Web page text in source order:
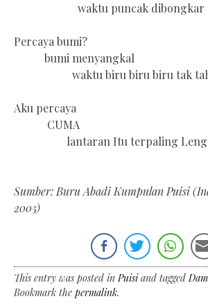
waktu puncak dibongkar
Percaya bumi?
bumi menyangkal
waktu biru biru biru tak
Aku percaya
CUMA
lantaran Itu terpaling
Sumber: Buru Abadi Kumpulan Puisi
2005)
This entry was posted inPuisiand tagged
Bookmark the permalink.